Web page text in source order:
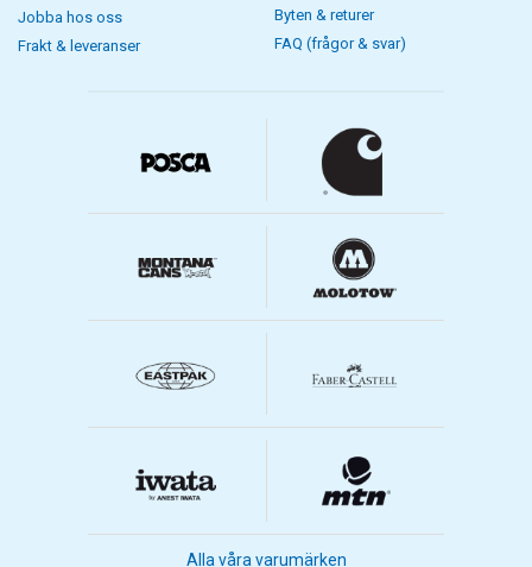
Jobba hos oss
Frakt & leveranser
Byten & returer
FAQ (frågor & svar)
Alla våra varumärken